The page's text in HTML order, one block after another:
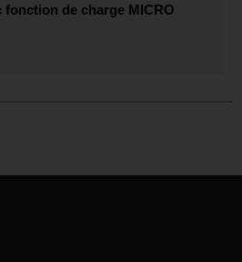
fonction de charge MICRO